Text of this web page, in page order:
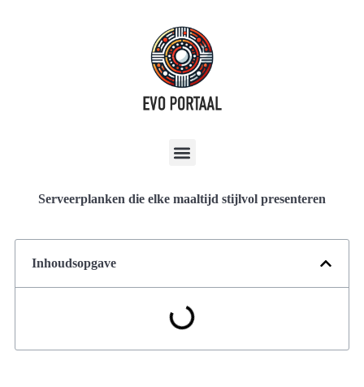
Serveerplanken die elke maaltijd stijlvol presenteren
Inhoudsopgave